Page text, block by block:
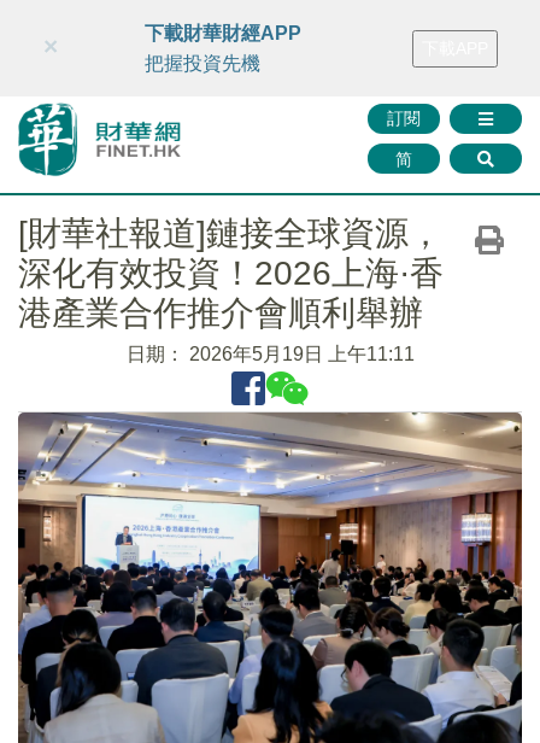
財華智庫網 FINTV FINMETA 財華證券 媒體矩陣
訂閱
简
×
下載財華財經APP
把握投資先機
[財華社報道]鏈接全球資源，
深化有效投資！2026上海·香
港產業合作推介會順利舉辦
日期： 2026年5月19日 上午11:11